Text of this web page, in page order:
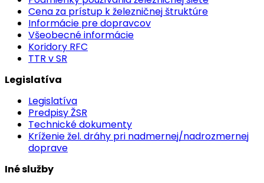
Cena za prístup k železničnej štruktúre
Informácie pre dopravcov
Všeobecné informácie
Koridory RFC
TTR v SR
Legislatíva
Legislatíva
Predpisy ŽSR
Technické dokumenty
Kríženie žel. dráhy pri nadmernej/nadrozmernej
doprave
Iné služby